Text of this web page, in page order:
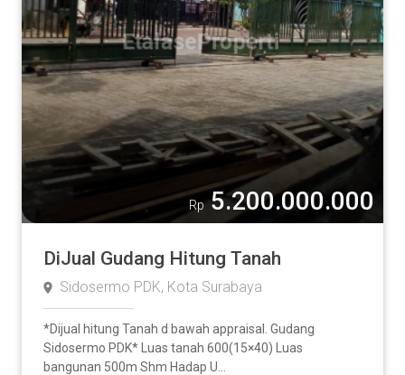
Rp 5.200.000.000
DiJual Gudang Hitung Tanah
Sidosermo PDK, Kota Surabaya
*Dijual hitung Tanah d bawah appraisal. Gudang
Sidosermo PDK* Luas tanah 600(15×40) Luas
bangunan 500m Shm Hadap U...